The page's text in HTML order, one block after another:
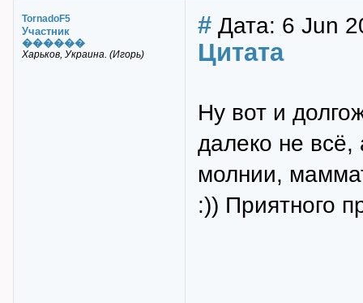
TornadoF5
Участник
������
Харьков, Украина. (Игорь)
# Дата: 6 Jun
Цитата
Ну вот и
далеко не всё,
молнии,
:)) Приятного